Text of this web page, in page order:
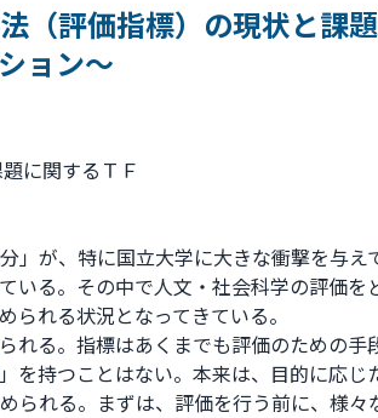
（評価指標）の現状と課
ョン～
に関するＴＦ
」が、特に国立大学に大きな衝撃を与え
いる。その中で人文・社会科学の評価を
られる状況となってきている。
れる。指標はあくまでも評価のための手
を持つことはない。本来は、目的に応じ
られる。まずは、評価を行う前に、様々